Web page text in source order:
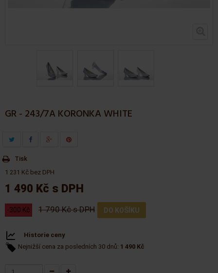
GR - 243/7A KORONKA WHITE
Tisk
1 231 Kč bez DPH
1 490 Kč s DPH
-300 Kč 1 790 Kč s DPH
Historie ceny
Nejnižší cena za posledních 30 dnů: 1 490 Kč
DO KOŠÍKU